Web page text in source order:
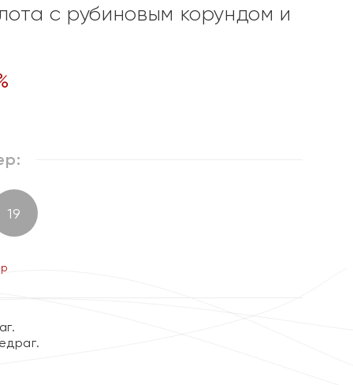
с рубиновым корундом и
19